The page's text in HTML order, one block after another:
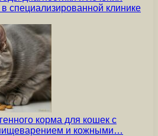
специализированной клинике
корма для кошек с
и кожными…